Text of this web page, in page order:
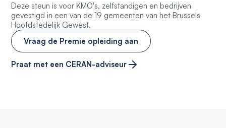
Deze steun is voor KMO's, zelfstandigen en bedrijven
gevestigd in een van de 19 gemeenten van het Brussels
Hoofdstedelijk Gewest.
Vraag de Premie opleiding aan
Praat met een CERAN-adviseur